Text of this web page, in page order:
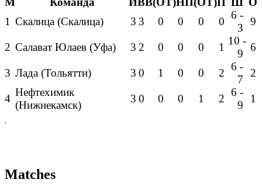
1 Скалица (Скалица) 3 3 0 0 0 0
6 -
3
9
2 Салават Юлаев (Уфа) 3 2 0 0 0 1
10 -
9
6
3 Лада (Тольятти) 3 0 1 0 0 2
6 -
7
2
4
Нефтехимик
(Нижнекамск)
3 0 0 0 1 2
6 -
9
1
Matches